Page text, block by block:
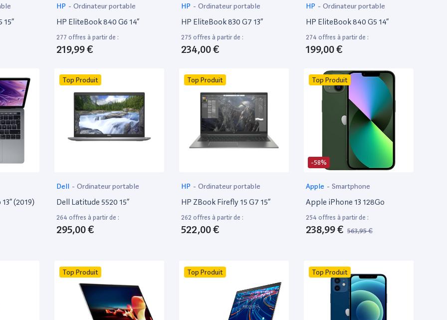
15”
HP - Ordinateur portable
HP EliteBook 840 G6 14”
277 offres à partir de :
219,99 €
HP - Ordinateur portable
HP EliteBook 830 G7 13”
275 offres à partir de :
234,00 €
HP - Ordinateur portable
HP EliteBook 840 G5 14”
274 offres à partir de :
199,00 €
(2019)
Top Produit
Dell - Ordinateur portable
Dell Latitude 5520 15”
264 offres à partir de :
295,00 €
Top Produit
HP - Ordinateur portable
HP ZBook Firefly 15 G7 15”
262 offres à partir de :
522,00 €
-58%
Top Produit
Apple - Smartphone
Apple iPhone 13 128Go
254 offres à partir de :
238,99 € 563,95 €
Top Produit Top Produit Top Produit